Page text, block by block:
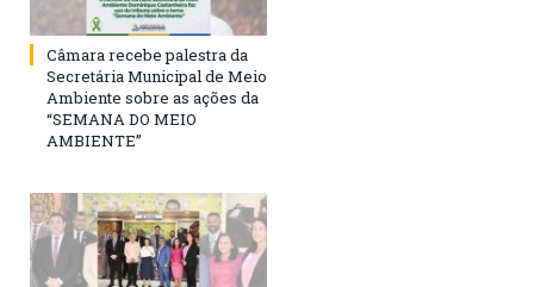
Câmara recebe palestra da
Secretária Municipal de Meio
Ambiente sobre as ações da
“SEMANA DO MEIO
AMBIENTE”